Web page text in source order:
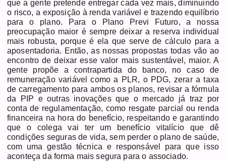
que a gente pretende entregar cada vez mais, diminuindo
o risco, a exposição à renda variável e trazendo equilíbrio
para o plano. Para o Plano Previ Futuro, a nossa
preocupação maior é sempre deixar a reserva individual
mais robusta, porque é ela que serve de cálculo para a
aposentadoria. Então, as nossas propostas todas vão ao
encontro de deixar esse valor mais sustentável, maior. A
gente propõe a contrapartida do banco, no caso de
remuneração variável como a PLR, o PDG, zerar a taxa
de carregamento para ambos os planos, revisar a fórmula
da PIP e outras inovações que o mercado já traz por
conta de regulamentação, como resgate parcial ou renda
financeira na hora do benefício, respeitando e garantindo
que o colega vai ter um benefício vitalício que dê
condições seguras de vida, sem perder o plano de saúde,
com uma gestão técnica e responsável para que isso
aconteça da forma mais segura para o associado.